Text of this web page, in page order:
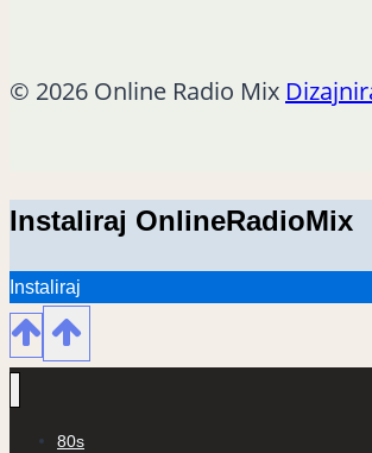
© 2026 Online Radio Mix
Instaliraj OnlineRadioMix
Instaliraj
80s